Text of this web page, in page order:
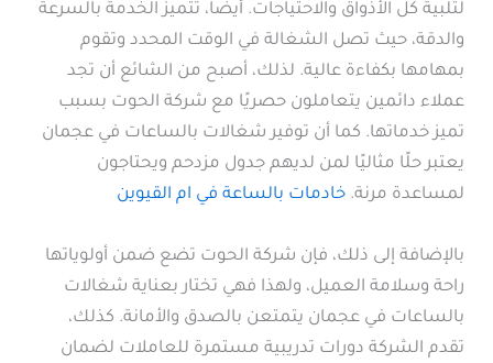
لتلبية كل الأذواق والاحتياجات. أيضًا، تتميز الخدمة بالسرعة
والدقة، حيث تصل الشغالة في الوقت المحدد وتقوم
بمهامها بكفاءة عالية. لذلك، أصبح من الشائع أن تجد
عملاء دائمين يتعاملون حصريًا مع شركة الحوت بسبب
تميز خدماتها. كما أن توفير شغالات بالساعات في عجمان
يعتبر حلًا مثاليًا لمن لديهم جدول مزدحم ويحتاجون
لمساعدة مرنة.خادمات بالساعة في ام القيوين
بالإضافة إلى ذلك، فإن شركة الحوت تضع ضمن أولوياتها
راحة وسلامة العميل، ولهذا فهي تختار بعناية شغالات
بالساعات في عجمان يتمتعن بالصدق والأمانة. كذلك،
تقدم الشركة دورات تدريبية مستمرة للعاملات لضمان